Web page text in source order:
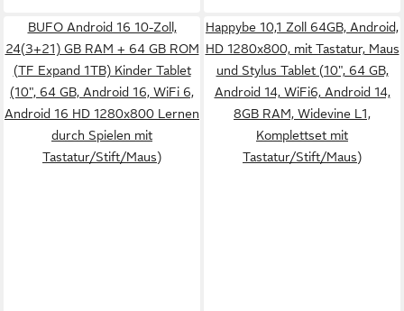
BUFO Android 16 10-Zoll,
24(3+21) GB RAM + 64 GB ROM
(TF Expand 1TB) Kinder Tablet
(10", 64 GB, Android 16, WiFi 6,
Android 16 HD 1280x800 Lernen
durch Spielen mit
Tastatur/Stift/Maus)
Happybe 10,1 Zoll 64GB, Android,
HD 1280x800, mit Tastatur, Maus
und Stylus Tablet (10", 64 GB,
Android 14, WiFi6, Android 14,
8GB RAM, Widevine L1,
Komplettset mit
Tastatur/Stift/Maus)